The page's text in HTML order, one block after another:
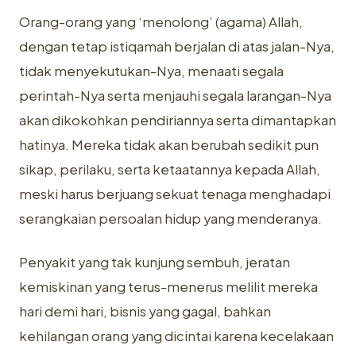
Orang-orang yang ‘menolong’ (agama) Allah,
dengan tetap istiqamah ‎berjalan di atas jalan-Nya,
tidak menyekutukan-Nya, menaati segala
perintah-‎Nya serta menjauhi segala larangan-Nya
akan dikokohkan pendiriannya serta ‎dimantapkan
hatinya. Mereka tidak akan berubah sedikit pun
sikap, perilaku, ‎serta ketaatannya kepada Allah,
meski harus berjuang sekuat tenaga ‎menghadapi
serangkaian persoalan hidup yang menderanya.‎
Penyakit yang tak kunjung sembuh, jeratan
kemiskinan yang terus-‎menerus melilit mereka
hari demi hari, bisnis yang gagal, bahkan
kehilangan ‎orang yang dicintai karena kecelakaan